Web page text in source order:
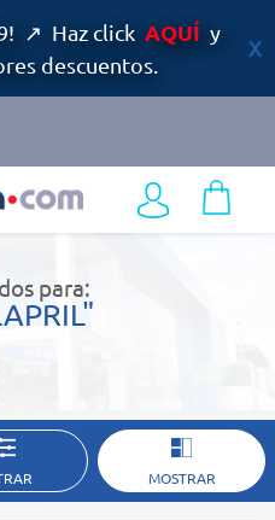
↗ Haz click AQUÍ y
descuentos.
para:
MOSTRAR